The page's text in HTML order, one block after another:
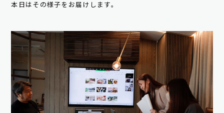
本日はその様子をお届けします。